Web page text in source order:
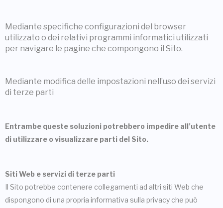
Mediante specifiche configurazioni del browser
utilizzato o dei relativi programmi informatici utilizzati
per navigare le pagine che compongono il Sito.
Mediante modifica delle impostazioni nell’uso dei servizi
di terze parti
Entrambe queste soluzioni potrebbero impedire all’utente
di utilizzare o visualizzare parti del Sito.
Siti Web e servizi di terze parti
Il Sito potrebbe contenere collegamenti ad altri siti Web che
dispongono di una propria informativa sulla privacy che può